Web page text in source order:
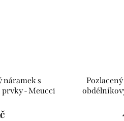
náramek s
- Meucci